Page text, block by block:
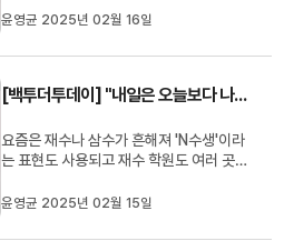
동 등 민주화 시위 진압에 주로 투입됐죠.
규모가 크게 확대됐는데요, 1987년 민주
졌습니다.전경은 대부분 군 대신 복...
윤영균 2025년 02월 16일
[백투더투데이] "내일은 오늘보다 나으리란 꿈으로" 1992년~2000년 대구 일신학원 재수생
요즘은 재수나 삼수가 흔해져 'N수생'이라
는 표현도 사용되고 재수 학원도 여러 곳을
는 그렇지 않았습니다. 대구에서는 일신학
니다. 유신학원이나 대구학원 등에도 재수
윤영균 2025년 02월 15일